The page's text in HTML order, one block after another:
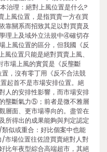
治理：絕對上風位置是什么?
上風位置，是指買賣一方在買
靠關系而招致其足以對買賣及
理上及域外立法規中④確切存
上風位置的區分，但我國《反
位置只能是絕對買賣上風、
場上風的實質是《反壟斷
，沒有零丁用《反不合法競
起首不是市場安排位置。絕
人的安排性影響，而市場安排
壟斷氣力⑤；前者是微不雅層
層面、更市場導向的。盡管在
所得出的成果能夠與判定認定
似或重合：好比個案中也能
市場位置往佐證買賣絕對人對
比年夜型綜合高端超市，其絕